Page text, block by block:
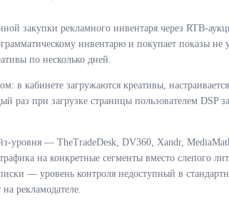
закупки рекламного инвентаря через RTB-
инвентарю и покупает показы
по несколько дней.
в кабинете загружаются креативы,
раз при загрузке страницы пользователем
уровня — TheTradeDesk, DV360, Xandr,
на конкретные сегменты вместо слепого
— уровень контроля недоступный в
рекламодателе.